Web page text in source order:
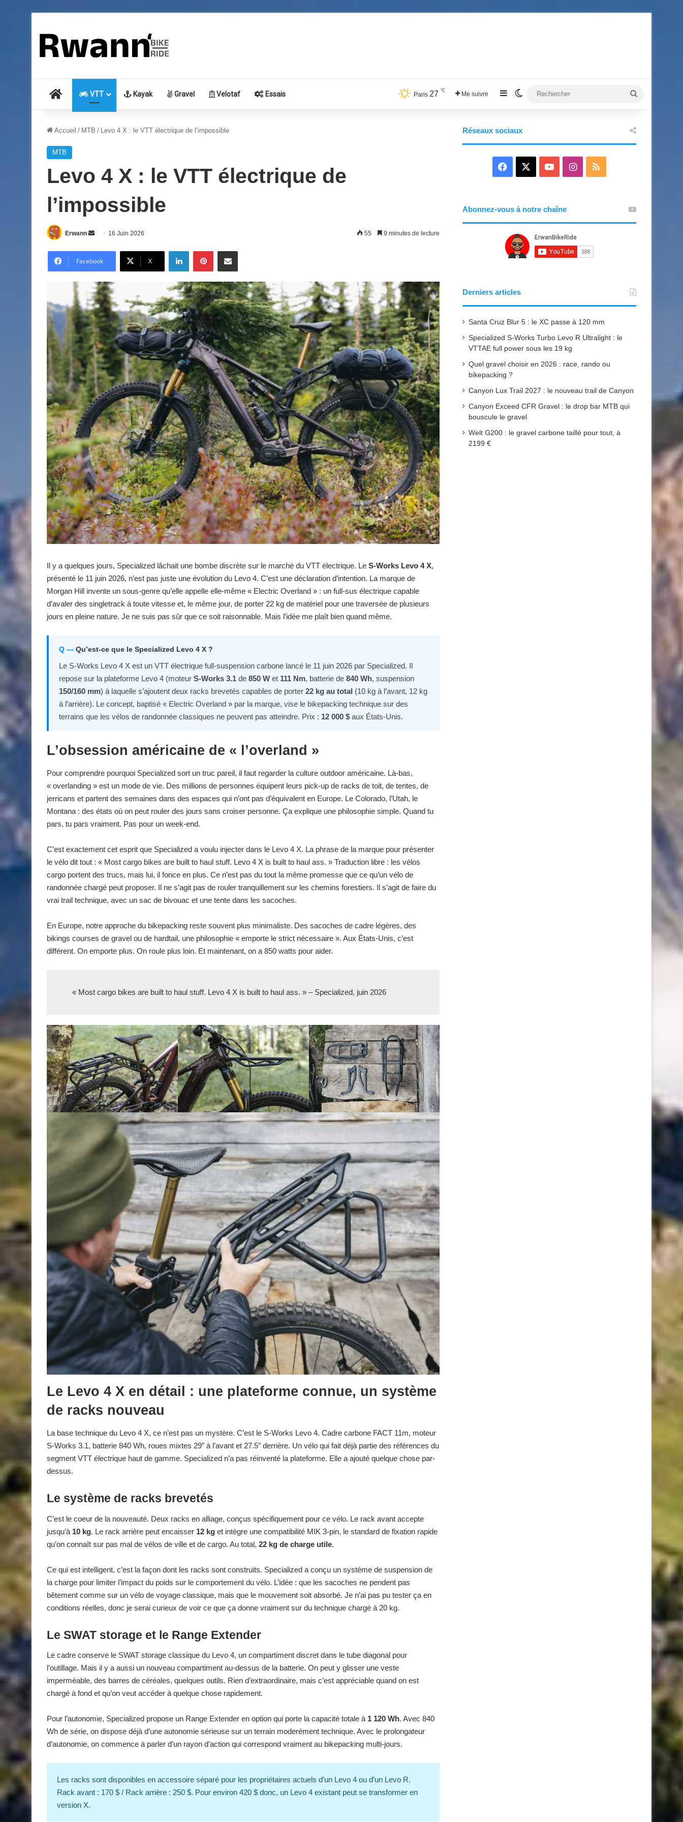
Accueil VTT Kayak Gravel Velotaf Essais Paris 27 ℃ Me suivre Sidebar (barre latérale)
Switch skin
Accueil / MTB / Levo 4 X : le VTT électrique de l’impossible
MTB
Levo 4 X : le VTT électrique de
l’impossible
Erwann
Envoyer
courriel
16 Juin 2026 55 9 minutes de lecture
Facebook X
LinkedinPinterestE-Mail
Il y a quelques jours, Specialized lâchait une bombe discrète sur le marché du VTT électrique. Le S-Works Levo 4 X,
présenté le 11 juin 2026, n’est pas juste une évolution du Levo 4. C’est une déclaration d’intention. La marque de
Morgan Hill invente un sous-genre qu’elle appelle elle-même « Electric Overland » : un full-sus électrique capable
d’avaler des singletrack à toute vitesse et, le même jour, de porter 22 kg de matériel pour une traversée de plusieurs
jours en pleine nature. Je ne suis pas sûr que ce soit raisonnable. Mais l’idée me plaît bien quand même.
Qu’est-ce que le Specialized Levo 4 X ?
Le S-Works Levo 4 X est un VTT électrique full-suspension carbone lancé le 11 juin 2026 par Specialized. Il
repose sur la plateforme Levo 4 (moteur S-Works 3.1 de 850 W et 111 Nm, batterie de 840 Wh, suspension
150/160 mm) à laquelle s’ajoutent deux racks brevetés capables de porter 22 kg au total (10 kg à l’avant, 12 kg
à l’arrière). Le concept, baptisé « Electric Overland » par la marque, vise le bikepacking technique sur des
terrains que les vélos de randonnée classiques ne peuvent pas atteindre. Prix : 12 000 $ aux États-Unis.
L’obsession américaine de « l’overland »
Pour comprendre pourquoi Specialized sort un truc pareil, il faut regarder la culture outdoor américaine. Là-bas,
« overlanding » est un mode de vie. Des millions de personnes équipent leurs pick-up de racks de toit, de tentes, de
jerricans et partent des semaines dans des espaces qui n’ont pas d’équivalent en Europe. Le Colorado, l’Utah, le
Montana : des états où on peut rouler des jours sans croiser personne. Ça explique une philosophie simple. Quand tu
pars, tu pars vraiment. Pas pour un week-end.
C’est exactement cet esprit que Specialized a voulu injecter dans le Levo 4 X. La phrase de la marque pour présenter
le vélo dit tout : « Most cargo bikes are built to haul stuff. Levo 4 X is built to haul ass. » Traduction libre : les vélos
cargo portent des trucs, mais lui, il fonce en plus. Ce n’est pas du tout la même promesse que ce qu’un vélo de
randonnée chargé peut proposer. Il ne s’agit pas de rouler tranquillement sur les chemins forestiers. Il s’agit de faire du
vrai trail technique, avec un sac de bivouac et une tente dans les sacoches.
En Europe, notre approche du bikepacking reste souvent plus minimaliste. Des sacoches de cadre légères, des
bikings courses de gravel ou de hardtail, une philosophie « emporte le strict nécessaire ». Aux États-Unis, c’est
différent. On emporte plus. On roule plus loin. Et maintenant, on a 850 watts pour aider.
« Most cargo bikes are built to haul stuff. Levo 4 X is built to haul ass. » – Specialized, juin 2026
Le Levo 4 X en détail : une plateforme connue, un système
de racks nouveau
La base technique du Levo 4 X, ce n’est pas un mystère. C’est le S-Works Levo 4. Cadre carbone FACT 11m, moteur
S-Works 3.1, batterie 840 Wh, roues mixtes 29″ à l’avant et 27.5″ derrière. Un vélo qui fait déjà partie des références du
segment VTT électrique haut de gamme. Specialized n’a pas réinventé la plateforme. Elle a ajouté quelque chose par-
dessus.
Le système de racks brevetés
C’est le coeur de la nouveauté. Deux racks en alliage, conçus spécifiquement pour ce vélo. Le rack avant accepte
jusqu’à 10 kg. Le rack arrière peut encaisser 12 kg et intègre une compatibilité MIK 3-pin, le standard de fixation rapide
qu’on connaît sur pas mal de vélos de ville et de cargo. Au total, 22 kg de charge utile.
Ce qui est intelligent, c’est la façon dont les racks sont construits. Specialized a conçu un système de suspension de
la charge pour limiter l’impact du poids sur le comportement du vélo. L’idée : que les sacoches ne pendent pas
bêtement comme sur un vélo de voyage classique, mais que le mouvement soit absorbé. Je n’ai pas pu tester ça en
conditions réelles, donc je serai curieux de voir ce que ça donne vraiment sur du technique chargé à 20 kg.
Le SWAT storage et le Range Extender
Le cadre conserve le SWAT storage classique du Levo 4, un compartiment discret dans le tube diagonal pour
l’outillage. Mais il y a aussi un nouveau compartiment au-dessus de la batterie. On peut y glisser une veste
imperméable, des barres de céréales, quelques outils. Rien d’extraordinaire, mais c’est appréciable quand on est
chargé à fond et qu’on veut accéder à quelque chose rapidement.
Pour l’autonomie, Specialized propose un Range Extender en option qui porte la capacité totale à 1 120 Wh. Avec 840
Wh de série, on dispose déjà d’une autonomie sérieuse sur un terrain moderément technique. Avec le prolongateur
d’autonomie, on commence à parler d’un rayon d’action qui correspond vraiment au bikepacking multi-jours.
Les racks sont disponibles en accessoire séparé pour les propriétaires actuels d’un Levo 4 ou d’un Levo R.
Rack avant : 170 $ / Rack arrière : 250 $. Pour environ 420 $ donc, un Levo 4 existant peut se transformer en
version X.
Réseaux sociaux
Facebook YouTubeInstagram
RSS
Abonnez-vous à notre chaîne
Derniers articles
Santa Cruz Blur 5 : le XC passe à 120 mm
Specialized S-Works Turbo Levo R Ultralight : le
VTTAE full power sous les 19 kg
Quel gravel choisir en 2026 : race, rando ou
bikepacking ?
Canyon Lux Trail 2027 : le nouveau trail de Canyon
Canyon Exceed CFR Gravel : le drop bar MTB qui
bouscule le gravel
Welt G200 : le gravel carbone taillé pour tout, à
2199 €